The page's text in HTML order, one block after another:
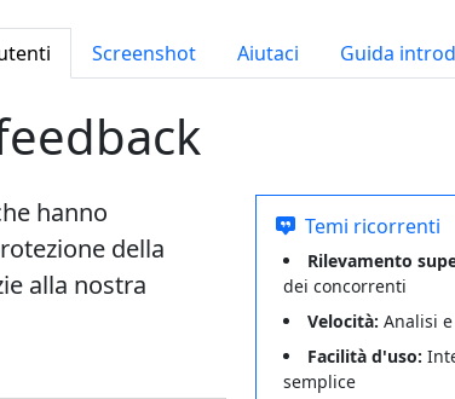
Screenshot Aiutaci Guida
hanno
della
alla nostra
Temi ricorrenti
Rilevamento
dei concorrenti
Velocità: Analisi
Facilità d'uso:
semplice